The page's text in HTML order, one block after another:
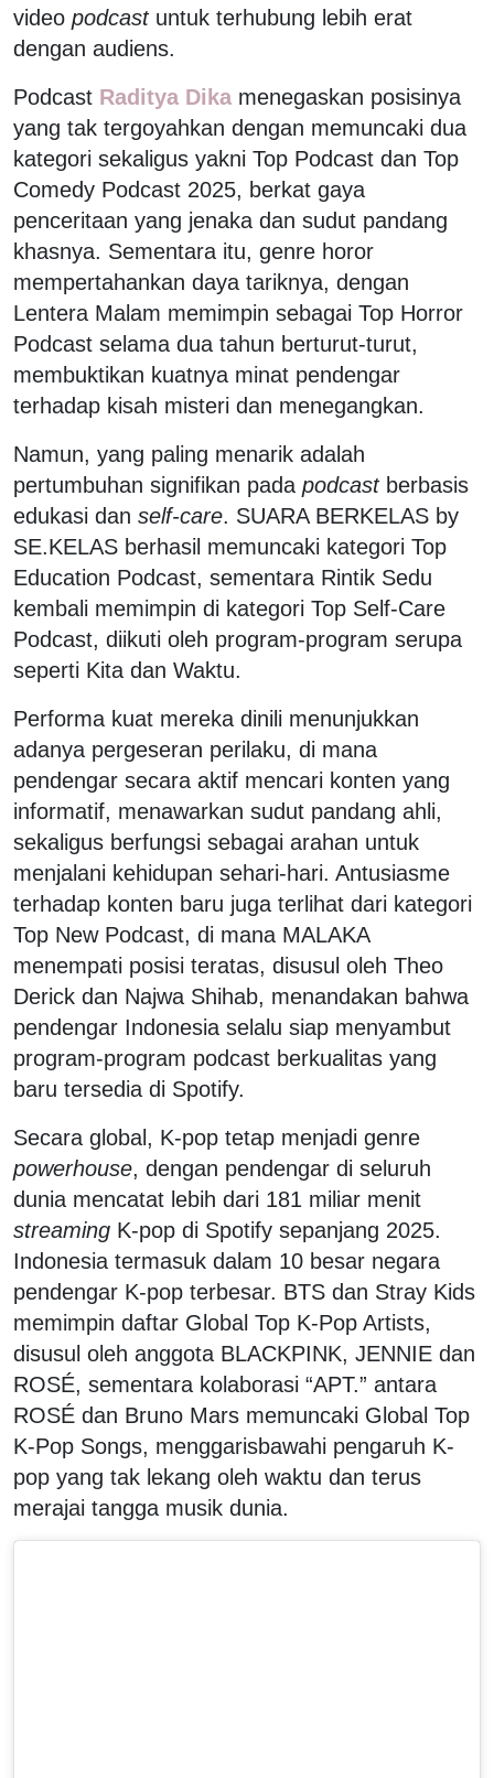
video podcastuntuk terhubung lebih erat
dengan audiens.
Podcast Raditya Dika menegaskan posisinya
yang tak tergoyahkan dengan memuncaki dua
kategori sekaligus yakni Top Podcast dan Top
Comedy Podcast 2025, berkat gaya
penceritaan yang jenaka dan sudut pandang
khasnya. Sementara itu, genre horor
mempertahankan daya tariknya, dengan
Lentera Malam memimpin sebagai Top Horror
Podcast selama dua tahun berturut-turut,
membuktikan kuatnya minat pendengar
terhadap kisah misteri dan menegangkan.
Namun, yang paling menarik adalah
pertumbuhan signifikan pada podcastberbasis
edukasi dan self-care. SUARA BERKELAS by
SE.KELAS berhasil memuncaki kategori Top
Education Podcast, sementara Rintik Sedu
kembali memimpin di kategori Top Self-Care
Podcast, diikuti oleh program-program serupa
seperti Kita dan Waktu.
Performa kuat mereka dinili menunjukkan
adanya pergeseran perilaku, di mana
pendengar secara aktif mencari konten yang
informatif, menawarkan sudut pandang ahli,
sekaligus berfungsi sebagai arahan untuk
menjalani kehidupan sehari-hari. Antusiasme
terhadap konten baru juga terlihat dari kategori
Top New Podcast, di mana MALAKA
menempati posisi teratas, disusul oleh Theo
Derick dan Najwa Shihab, menandakan bahwa
pendengar Indonesia selalu siap menyambut
program-program podcast berkualitas yang
baru tersedia di Spotify.
Secara global, K-pop tetap menjadi genre
powerhouse, dengan pendengar di seluruh
dunia mencatat lebih dari 181 miliar menit
streaming K-pop di Spotify sepanjang 2025.
Indonesia termasuk dalam 10 besar negara
pendengar K-pop terbesar. BTS dan Stray Kids
memimpin daftar Global Top K-Pop Artists,
disusul oleh anggota BLACKPINK, JENNIE dan
ROSÉ, sementara kolaborasi “APT.” antara
ROSÉ dan Bruno Mars memuncaki Global Top
K-Pop Songs, menggarisbawahi pengaruh K-
pop yang tak lekang oleh waktu dan terus
merajai tangga musik dunia.